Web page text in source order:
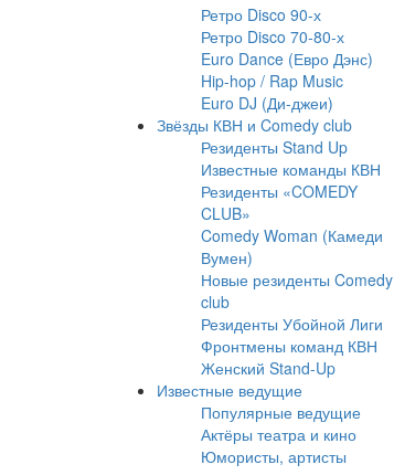
Ретро Disco 90-х
Ретро Disco 70-80-х
Euro Dance (Евро Дэнс)
Hip-hop / Rap Music
Euro DJ (Ди-джеи)
Звёзды КВН и Comedy club
Резиденты Stand Up
Известные команды КВН
Резиденты «COMEDY
CLUB»
Comedy Woman (Камеди
Вумен)
Новые резиденты Comedy
club
Резиденты Убойной Лиги
Фронтмены команд КВН
Женский Stand-Up
Известные ведущие
Популярные ведущие
Актёры театра и кино
Юмористы, артисты